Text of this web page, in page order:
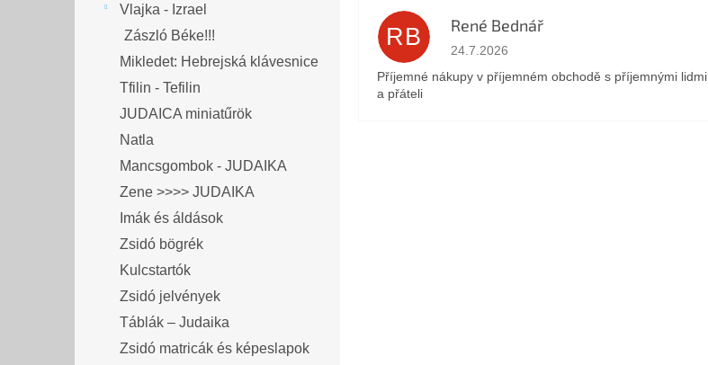
Vlajka - Izrael
Zászló Béke!!!
Mikledet: Hebrejská klávesnice
Tfilin - Tefilin
JUDAICA miniatűrök
Natla
Mancsgombok - JUDAIKA
Zene >>>> JUDAIKA
Imák és áldások
Zsidó bögrék
Kulcstartók
Zsidó jelvények
Táblák – Judaika
Zsidó matricák és képeslapok
RB René Bednář
Az áruház értékelése 5-ből 5 csillag.
24.7.2026
Příjemné nákupy v příjemném obchodě s příjemnými lidmi
a přáteli